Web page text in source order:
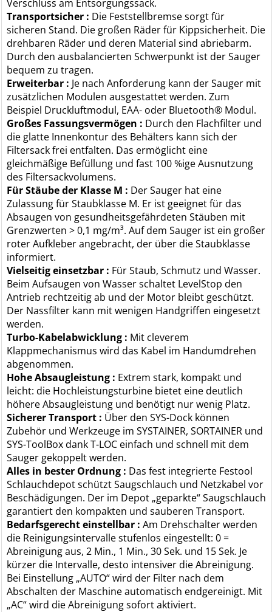
Verschluss am Entsorgungssack.
Transportsicher : Die Feststellbremse sorgt für
sicheren Stand. Die großen Räder für Kippsicherheit. Die
drehbaren Räder und deren Material sind abriebarm.
Durch den ausbalancierten Schwerpunkt ist der Sauger
bequem zu tragen.
Erweiterbar : Je nach Anforderung kann der Sauger mit
zusätzlichen Modulen ausgestattet werden. Zum
Beispiel Druckluftmodul, EAA- oder Bluetooth® Modul.
Großes Fassungsvermögen : Durch den Flachfilter und
die glatte Innenkontur des Behälters kann sich der
Filtersack frei entfalten. Das ermöglicht eine
gleichmäßige Befüllung und fast 100 %ige Ausnutzung
des Filtersackvolumens.
Für Stäube der Klasse M : Der Sauger hat eine
Zulassung für Staubklasse M. Er ist geeignet für das
Absaugen von gesundheitsgefährdeten Stäuben mit
Grenzwerten > 0,1 mg/m³. Auf dem Sauger ist ein großer
roter Aufkleber angebracht, der über die Staubklasse
informiert.
Vielseitig einsetzbar : Für Staub, Schmutz und Wasser.
Beim Aufsaugen von Wasser schaltet LevelStop den
Antrieb rechtzeitig ab und der Motor bleibt geschützt.
Der Nassfilter kann mit wenigen Handgriffen eingesetzt
werden.
Turbo-Kabelabwicklung : Mit cleverem
Klappmechanismus wird das Kabel im Handumdrehen
abgenommen.
Hohe Absaugleistung : Extrem stark, kompakt und
leicht: die Hochleistungsturbine bietet eine deutlich
höhere Absaugleistung und benötigt nur wenig Platz.
Sicherer Transport : Über den SYS-Dock können
Zubehör und Werkzeuge im SYSTAINER, SORTAINER und
SYS-ToolBox dank T-LOC einfach und schnell mit dem
Sauger gekoppelt werden.
Alles in bester Ordnung : Das fest integrierte Festool
Schlauchdepot schützt Saugschlauch und Netzkabel vor
Beschädigungen. Der im Depot „geparkte“ Saugschlauch
garantiert den kompakten und sauberen Transport.
Bedarfsgerecht einstellbar :Am Drehschalter werden
die Reinigungsintervalle stufenlos eingestellt: 0 =
Abreinigung aus, 2 Min., 1 Min., 30 Sek. und 15 Sek. Je
kürzer die Intervalle, desto intensiver die Abreinigung.
Bei Einstellung „AUTO“ wird der Filter nach dem
Abschalten der Maschine automatisch endgereinigt. Mit
„AC“ wird die Abreinigung sofort aktiviert.